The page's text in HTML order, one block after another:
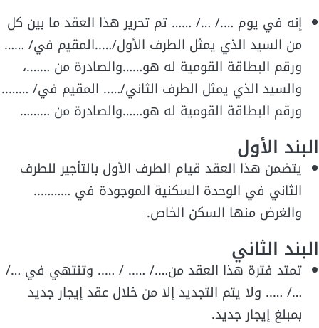
إنه في يوم …./ …/ …… تم تحرير هذا العقد ما بين كل
من السيد الذي يمثل الطرف الأول/…..المقيم في/ ……
ورقم البطاقة القومية له هو……والصادرة من …….،
والسيد الذي يمثل الطرف الثاني/….. المقيم في/ ……..
ورقم البطاقة القومية له هو……والصادرة من ………
البند الأول
يتضمن هذا العقد قيام الطرف الأول بالتأجير للطرف
الثاني في الوحدة السكنية الموجودة في ………..
والغرض منها السكن الخاص.
البند الثاني
تمتد فترة هذا العقد من…./ ….. / ….. وتنتهي في …/
…/ ….. ولا يتم التجديد إلا من خلال عقد إيجار جديد
بمبلغ إيجار جديد.